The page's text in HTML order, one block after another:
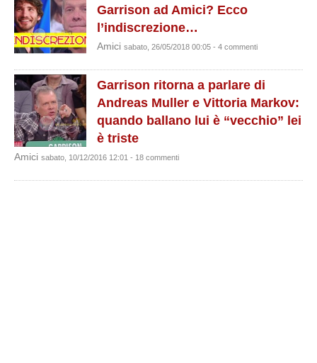
Garrison ad Amici? Ecco
l’indiscrezione…
Amici sabato, 26/05/2018 00:05 - 4 commenti
Garrison ritorna a parlare di
Andreas Muller e Vittoria Markov:
quando ballano lui è “vecchio” lei
è triste
Amici sabato, 10/12/2016 12:01 - 18 commenti